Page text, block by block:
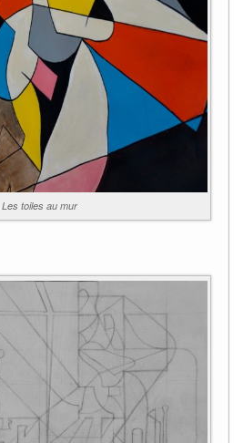
Les toiles au mur